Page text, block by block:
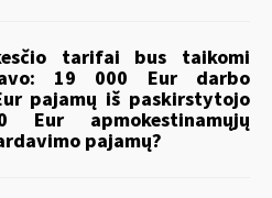
tarifai bus taikomi
19 000 Eur darbo
pajamų iš paskirstytojo
apmokestinamųjų
pajamų?